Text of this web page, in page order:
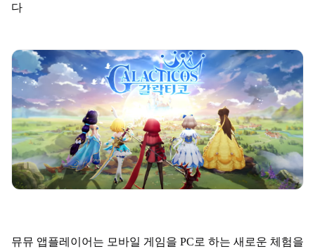
다
뮤뮤 앱플레이어는 모바일 게임을 PC로 하는 새로운 체험을